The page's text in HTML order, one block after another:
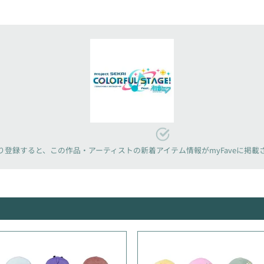
録すると、 この作品・アーティストの新着アイテム情報がmyFaveに掲載